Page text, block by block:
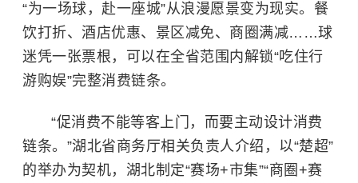
“为一场球，赴一座城”从浪漫愿景变为现实。餐
饮打折、酒店优惠、景区减免、商圈满减……球
迷凭一张票根，可以在全省范围内解锁“吃住行
游购娱”完整消费链条。
“促消费不能等客上门，而要主动设计消费
链条。”湖北省商务厅相关负责人介绍，以“楚超”
的举办为契机，湖北制定“赛场+市集”“商圈+赛